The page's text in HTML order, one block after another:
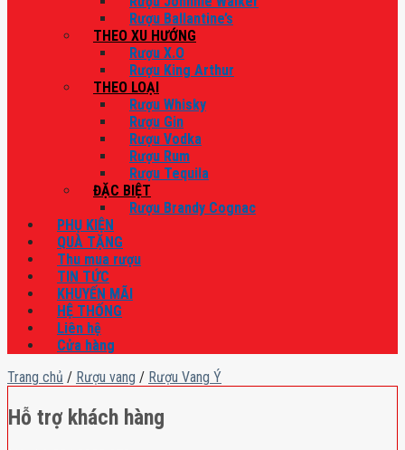
Rượu Ballantine’s
THEO XU HƯỚNG
Rượu X.O
Rượu King Arthur
THEO LOẠI
Rượu Whisky
Rượu Gin
Rượu Vodka
Rượu Rum
Rượu Tequila
ĐẶC BIỆT
Rượu Brandy Cognac
PHỤ KIỆN
QUÀ TẶNG
Thu mua rượu
TIN TỨC
KHUYẾN MÃI
HỆ THỐNG
Liên hệ
Cửa hàng
Trang chủ / Rượu vang / Rượu Vang Ý
Hỗ trợ khách hàng